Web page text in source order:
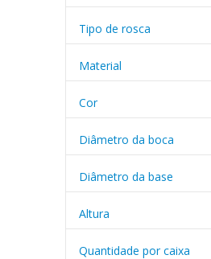
Tipo de rosca
Material
Cor
Diâmetro da boca
Diâmetro da base
Altura
Quantidade por caixa